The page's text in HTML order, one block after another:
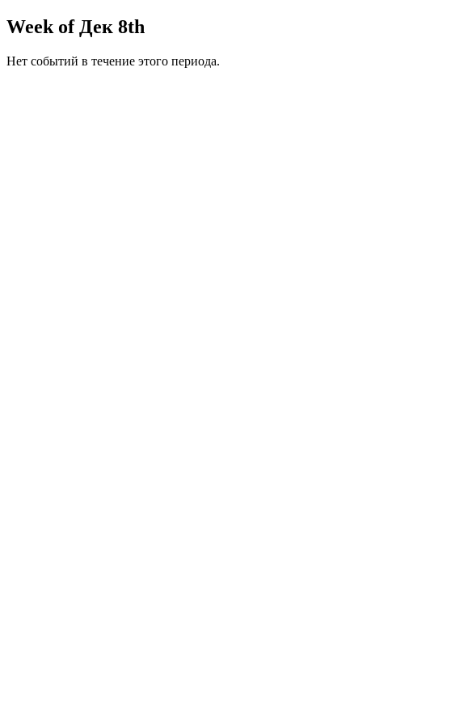
Week of Дек 8th
Нет событий в течение этого периода.